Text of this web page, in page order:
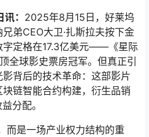
： 2025年8月15日，好莱坞
弟CEO大卫·扎斯拉夫按下金
字定格在17.3亿美元——《星际
全球影史票房冠军。但真正引
背后的技术革命：这部影片
链智能合约构建，衍生品销
分配。
而是一场产业权力结构的重